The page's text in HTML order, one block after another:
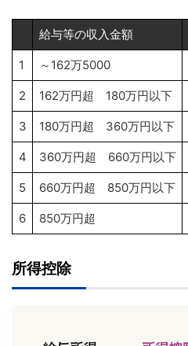
給与等の収入金額
1 ～162万5000
2 162万円超 180万円以下
3 180万円超 360万円以下
4 360万円超 660万円以下
5 660万円超 850万円以下
6 850万円超
所得控除